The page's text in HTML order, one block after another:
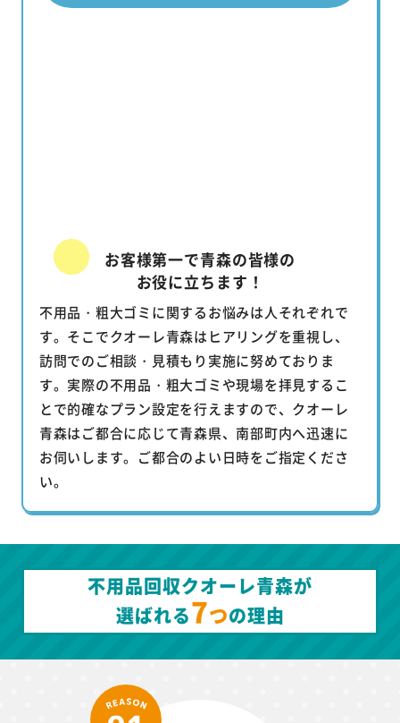
お客様第一で青森の皆様の
お役に立ちます！
不用品・粗大ゴミに関するお悩みは人それぞれで
す。そこでクオーレ青森はヒアリングを重視し、
訪問でのご相談・見積もり実施に努めておりま
す。実際の不用品・粗大ゴミや現場を拝見するこ
とで的確なプラン設定を行えますので、クオーレ
青森はご都合に応じて青森県、南部町内へ迅速に
お伺いします。ご都合のよい日時をご指定くださ
い。
不用品回収クオーレ青森が
選ばれる7つの理由